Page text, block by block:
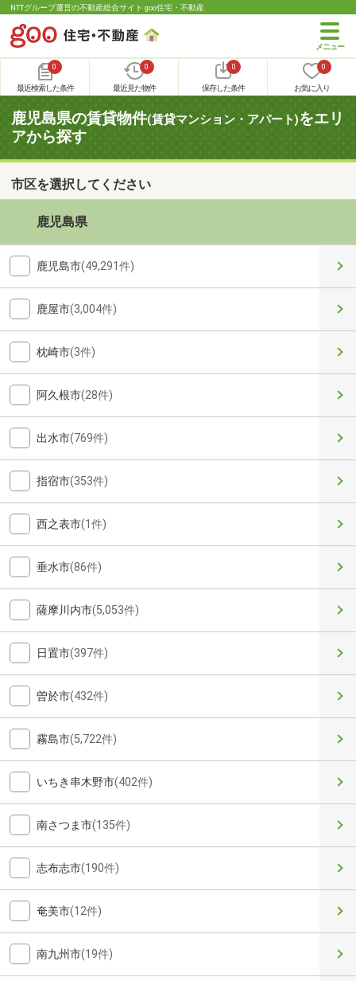
NTTグループ運営の不動産総合サイト goo住宅・不動産
0
最近検索した条件
0
最近見た物件
0
保存した条件
0
お気に入り
鹿児島県の賃貸物件(賃貸マンション・アパート)をエリ
アから探す
市区を選択してください
鹿児島県
鹿児島市(49,291件)
鹿屋市(3,004件)
枕崎市(3件)
阿久根市(28件)
出水市(769件)
指宿市(353件)
西之表市(1件)
垂水市(86件)
薩摩川内市(5,053件)
日置市(397件)
曽於市(432件)
霧島市(5,722件)
いちき串木野市(402件)
南さつま市(135件)
志布志市(190件)
奄美市(12件)
南九州市(19件)